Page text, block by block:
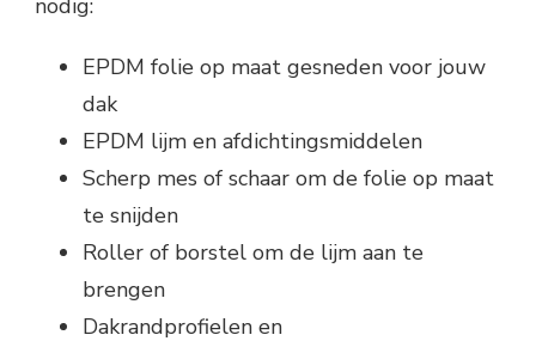
EPDM folie op maat gesneden voor jouw
dak
EPDM lijm en afdichtingsmiddelen
Scherp mes of schaar om de folie op maat
te snijden
Roller of borstel om de lijm aan te
brengen
Dakrandprofielen en